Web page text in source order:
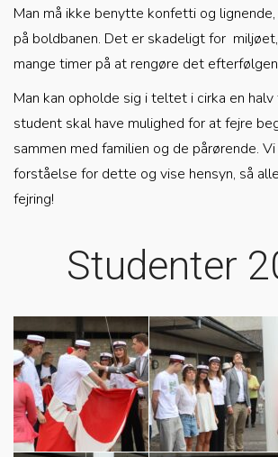
Man må ikke benytte konfetti og
på boldbanen. Det er skadeligt for
mange timer på at rengøre det
Man kan opholde sig i teltet i cirka en
student skal have mulighed for at fejre
sammen med familien og de pårørende.
forståelse for dette og vise hensyn, så
fejring!
Studenter